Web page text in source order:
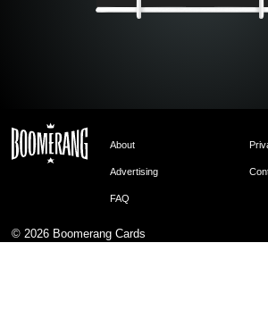
About
Advertising
FAQ
© 2026 Boomerang Cards